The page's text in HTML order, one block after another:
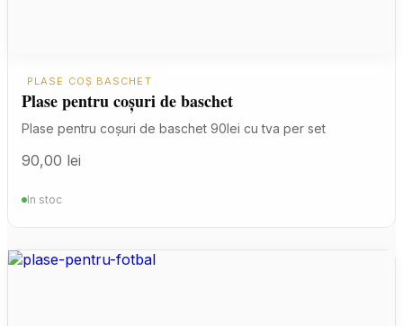
PLASE COȘ BASCHET
Plase pentru coșuri de baschet
Plase pentru coșuri de baschet 90lei cu tva per set
90,00 lei
In stoc